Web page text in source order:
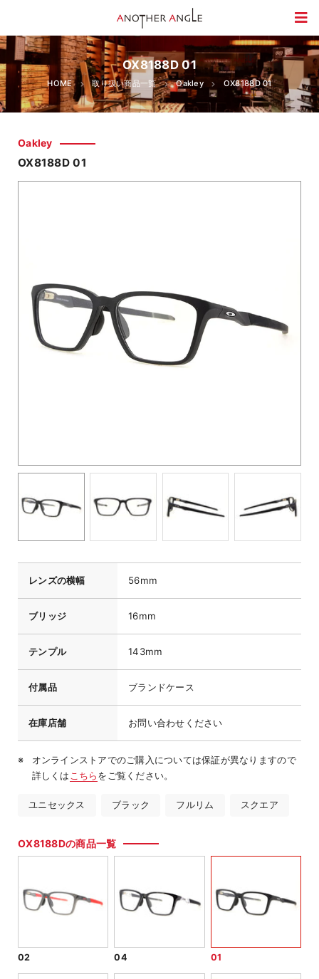
OX8188D 01
HOME 取り扱い商品一覧 Oakley OX8188D 01
Oakley
OX8188D 01
レンズの横幅 56mm
ブリッジ 16mm
テンプル 143mm
付属品 ブランドケース
在庫店舗 お問い合わせください
オンラインストアでのご購入については保証が異なりますので
詳しくは こちらをご覧ください。
ユニセックス ブラック フルリム スクエア
OX8188Dの商品一覧
02 04 01